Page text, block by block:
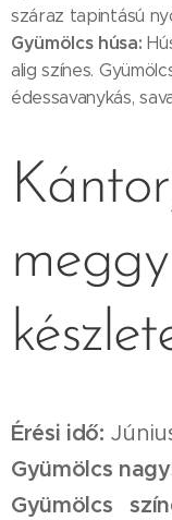
száraz tapintású
Gyümölcs húsa:
alig színes.
édessavanykás,
Érési idő:
Gyümölcs
Gyümölcs